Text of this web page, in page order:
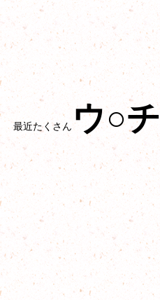
最近たくさん ウ○チ